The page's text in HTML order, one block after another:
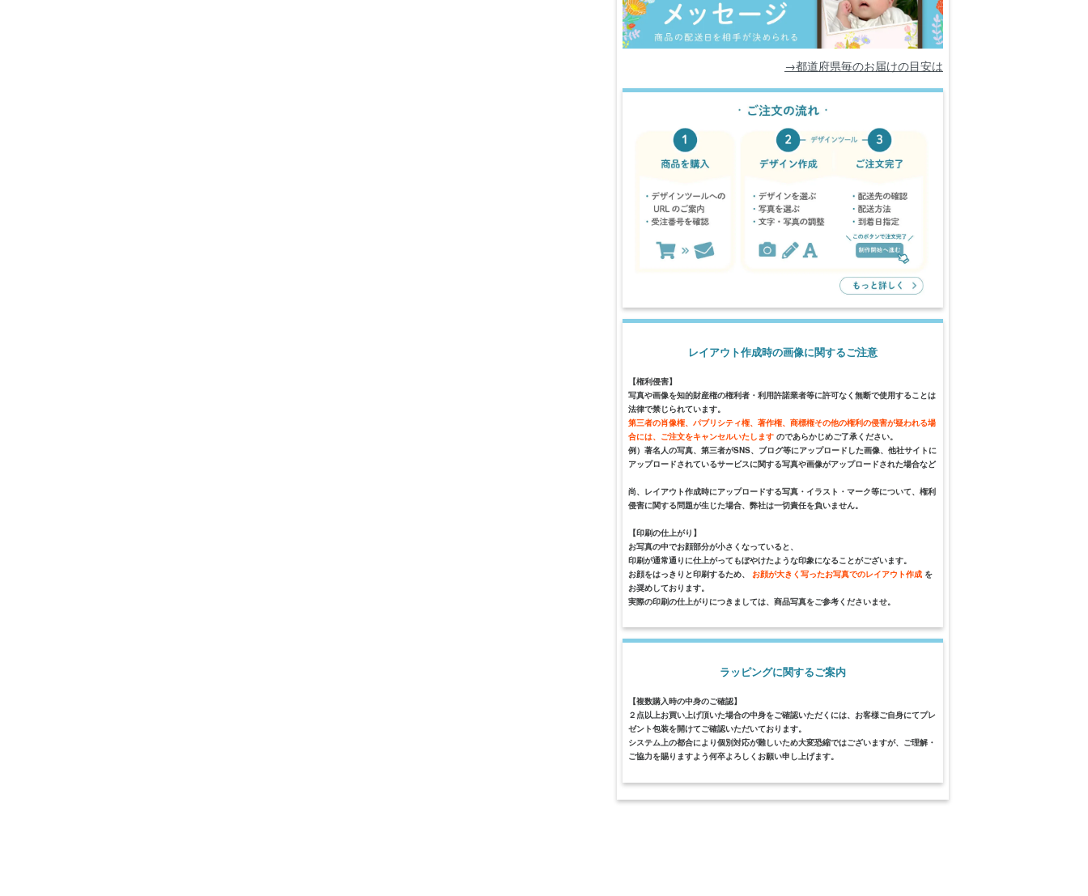
→都道府県毎のお届けの目安は
レイアウト作成時の画像に関するご注意
【権利侵害】
写真や画像を知的財産権の権利者・利用許諾業者等に許可なく無断で使用することは
法律で禁じられています。
第三者の肖像権、パブリシティ権、著作権、商標権その他の権利の侵害が疑われる場
合には、ご注文をキャンセルいたします のであらかじめご了承ください。
例）著名人の写真、第三者がSNS、ブログ等にアップロードした画像、他社サイトに
アップロードされているサービスに関する写真や画像がアップロードされた場合など
尚、レイアウト作成時にアップロードする写真・イラスト・マーク等について、権利
侵害に関する問題が生じた場合、弊社は一切責任を負いません。
【印刷の仕上がり】
お写真の中でお顔部分が小さくなっていると、
印刷が通常通りに仕上がってもぼやけたような印象になることがございます。
お顔をはっきりと印刷するため、 お顔が大きく写ったお写真でのレイアウト作成 を
お奨めしております。
実際の印刷の仕上がりにつきましては、商品写真をご参考くださいませ。
ラッピングに関するご案内
【複数購入時の中身のご確認】
２点以上お買い上げ頂いた場合の中身をご確認いただくには、お客様ご自身にてプレ
ゼント包装を開けてご確認いただいております。
システム上の都合により個別対応が難しいため大変恐縮ではございますが、ご理解・
ご協力を賜りますよう何卒よろしくお願い申し上げます。